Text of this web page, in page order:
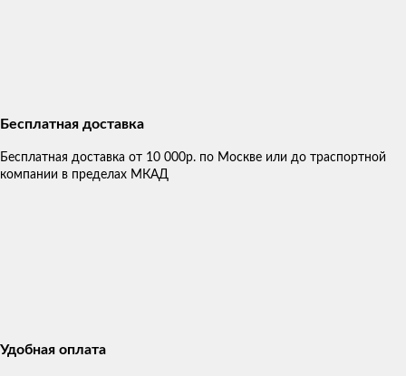
Бесплатная доставка
Бесплатная доставка от 10 000р. по Москве или до траспортной
компании в пределах МКАД
Удобная оплата